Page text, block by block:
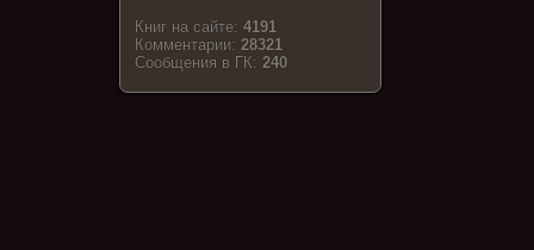
Книг на сайте:4191
Комментарии:28321
Cообщения в ГК:240